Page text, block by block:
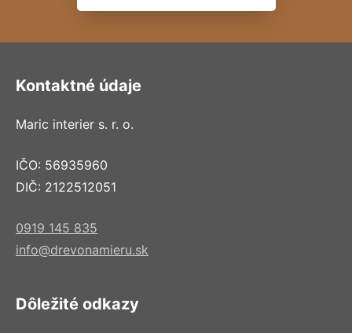
Kontaktné údaje
Maric interier s. r. o.
IČO: 56935960
DIČ: 2122512051
0919 145 835
info@drevonamieru.sk
Dôležité odkazy